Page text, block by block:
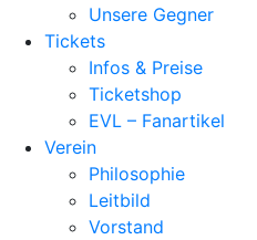
Unsere Gegner
Tickets
Infos & Preise
Ticketshop
EVL – Fanartikel
Verein
Philosophie
Leitbild
Vorstand